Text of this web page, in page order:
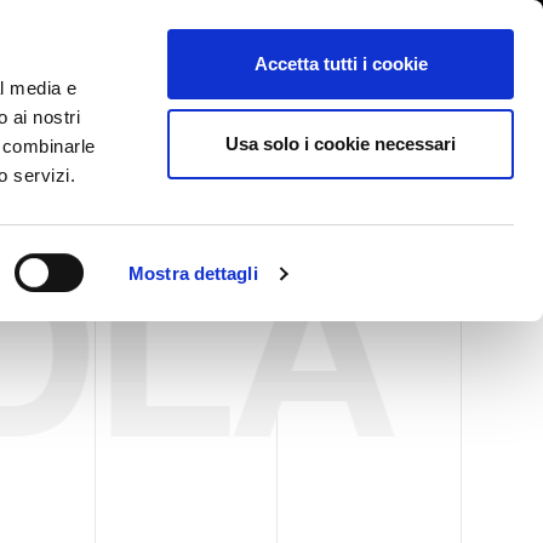
media e
ai nostri
servizi.
Mostra dettagli
Accetta tutti i cookie
Usa solo i cookie necessari
nieprawidłowości International/Polski
TARGI AKTUALNOŚCI I WYDARZENIA